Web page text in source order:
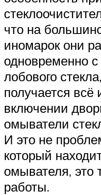
что на
иномарок они
одновременно
лобового
получается всё
включении
омыватели
И это не
который
омывателя, это
работы.